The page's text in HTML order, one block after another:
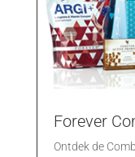
Forever
Ontdek de